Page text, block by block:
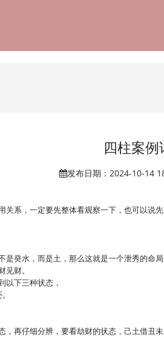
四柱案例
发布日期：2024-10-14
关系，一定要先整体看观察一下，也可以说
是癸水，而是土，那么这就是一个泄秀的命
财。
以下三种状态，
，再仔细分辨，要看劫财的状态，己土借丑